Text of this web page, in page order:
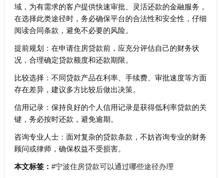
域，为有需求的客户提供快速审批、灵活还款的金融服务，
在选择此类途径时，务必确保平台的合法性和安全性，仔细
阅读合同条款，避免不必要的风险。
提前规划：在申请住房贷款前，应充分评估自己的财务状
况，合理确定贷款额度和还款期限。
比较选择：不同贷款产品在利率、手续费、审批速度等方面
存在差异，建议多方比较后做出决策。
信用记录：保持良好的个人信用记录是获得低利率贷款的关
键，务必按时还款，避免逾期。
咨询专业人士：面对复杂的贷款条款，不妨咨询专业的财务
顾问或律师，确保权益不受损害。
本文标签： #宁波住房贷款可以通过哪些途径办理